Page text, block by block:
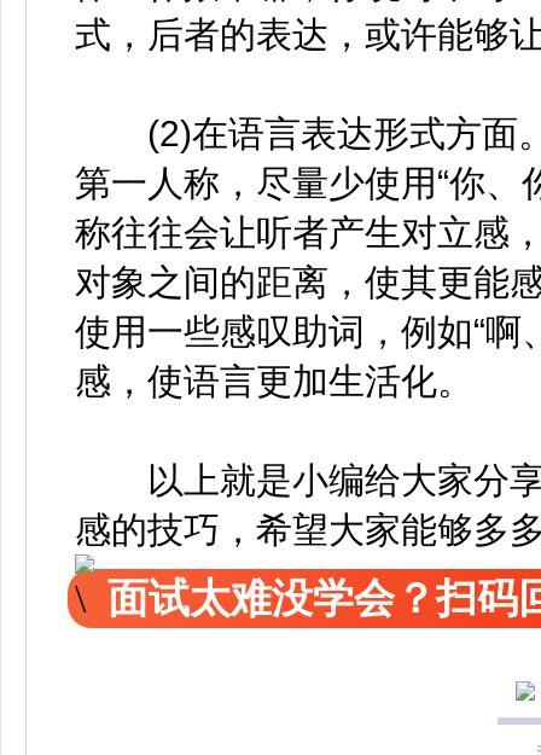
式，后者的表达，或许能够
(2)在语言表达形式方面。
第一人称，尽量少使用“你
称往往会让听者产生对立感
对象之间的距离，使其更能
使用一些感叹助词，例如“啊
感，使语言更加生活化。
以上就是小编给大家分享
感的技巧，希望大家能够多
面试太难没学会？扫码